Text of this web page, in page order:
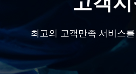
최고의 고객만족 서비스